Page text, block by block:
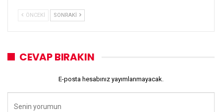
ÖNCEKI SONRAKI
CEVAP BIRAKIN
E-posta hesabınız yayımlanmayacak.